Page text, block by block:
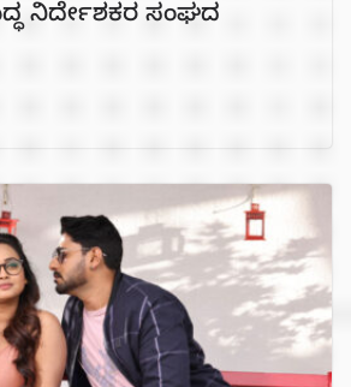
ನಿರ್ದೇಶಕರ ಸಂಘದ